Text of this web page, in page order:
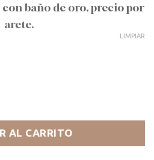
baño de oro, precio por
arete.
LIMPIAR
AL CARRITO